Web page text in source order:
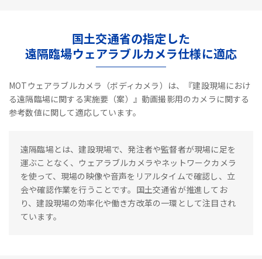
国土交通省の指定した
遠隔臨場ウェアラブルカメラ仕様に適応
MOTウェアラブルカメラ（ボディカメラ）は、『建設現場におけ
る遠隔臨場に関する実施要（案）』動画撮影用のカメラに関する
参考数値に関して適応しています。
遠隔臨場とは、建設現場で、発注者や監督者が現場に足を
運ぶことなく、ウェアラブルカメラやネットワークカメラ
を使って、現場の映像や音声をリアルタイムで確認し、立
会や確認作業を行うことです。国土交通省が推進してお
り、建設現場の効率化や働き方改革の一環として注目され
ています。